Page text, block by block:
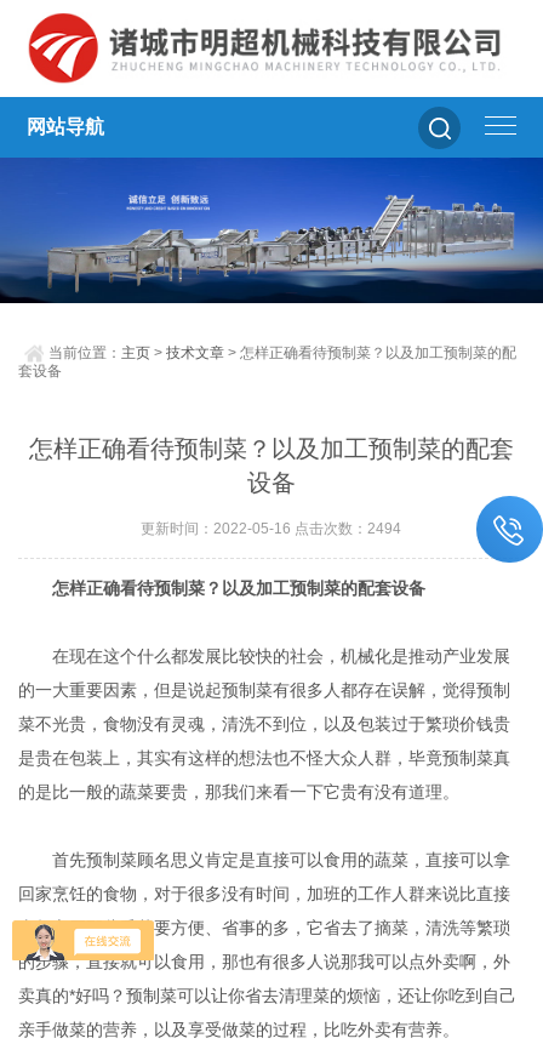
网站导航
当前位置： 主页 >技术文章 > 怎样正确看待预制菜？以及加工预制菜的配
套设备
怎样正确看待预制菜？以及加工预制菜的配套
设备
更新时间：2022-05-16 点击次数：2494
怎样正确看待预制菜？以及加工预制菜的配套设备
在现在这个什么都发展比较快的社会，机械化是推动产业发展
的一大重要因素，但是说起预制菜有很多人都存在误解，觉得预制
菜不光贵，食物没有灵魂，清洗不到位，以及包装过于繁琐价钱贵
是贵在包装上，其实有这样的想法也不怪大众人群，毕竟预制菜真
的是比一般的蔬菜要贵，那我们来看一下它贵有没有道理。
首先预制菜顾名思义肯定是直接可以食用的蔬菜，直接可以拿
回家烹饪的食物，对于很多没有时间，加班的工作人群来说比直接
去超市买那些毛菜要方便、省事的多，它省去了摘菜，清洗等繁琐
的步骤，直接就可以食用，那也有很多人说那我可以点外卖啊，外
卖真的*好吗？预制菜可以让你省去清理菜的烦恼，还让你吃到自己
亲手做菜的营养，以及享受做菜的过程，比吃外卖有营养。